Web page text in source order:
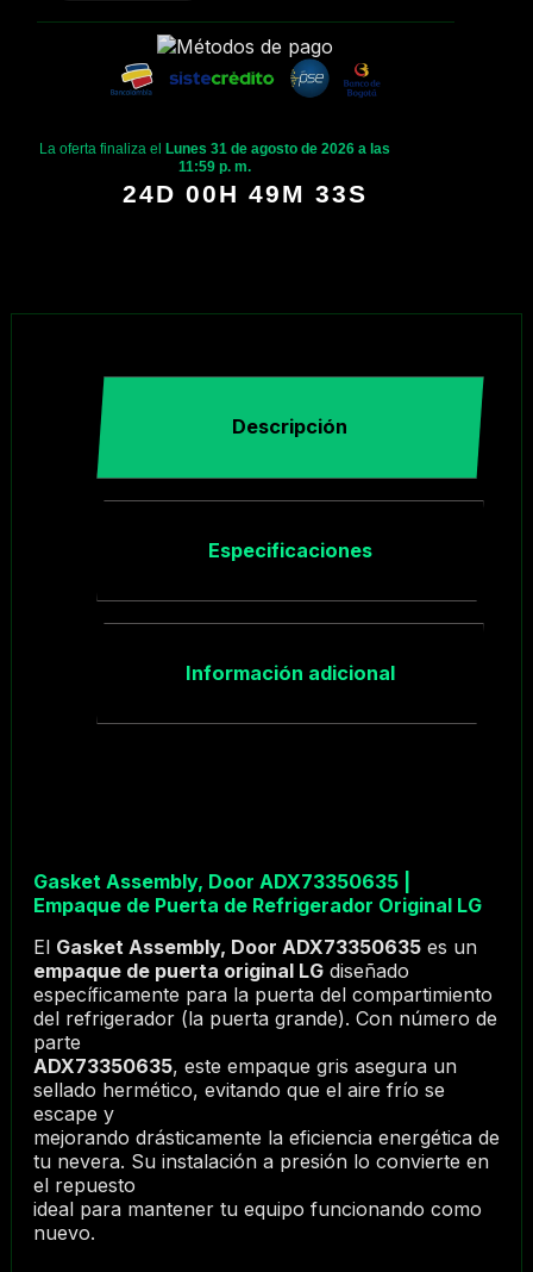
La oferta finaliza el
Lunes 31 de agosto de 2026 a las
11:59 p. m.
24D 00H 49M 32S
Descripción
Especificaciones
Información adicional
Gasket Assembly, Door ADX73350635 |
Empaque de Puerta de Refrigerador Original LG
El Gasket Assembly, Door ADX73350635es un
empaque de puerta original LGdiseñado
específicamente para la puerta del compartimiento
del refrigerador (la puerta grande). Con número de
parte
ADX73350635, este empaque gris asegura un
sellado hermético, evitando que el aire frío se
escape y
mejorando drásticamente la eficiencia energética de
tu nevera. Su instalación a presión lo convierte en
el repuesto
ideal para mantener tu equipo funcionando como
nuevo.